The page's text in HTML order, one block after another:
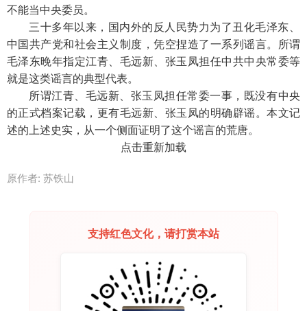
不能当中央委员。
三十多年以来 ， 国内外的反人民势力为了丑化毛泽东、
中国共产党和社会主义制度 ，凭空捏造了一系列谣言。所谓
毛泽东晚年指定江青、毛远新、张玉凤担任中共中央常委等
就是这类谣言的典型代表。
所谓江青、毛远新、张玉凤担任常委一事 ， 既没有中央
的正式档案记载 ， 更有毛远新、张玉凤的明确辟谣。本文记
述的上述史实 ， 从一个侧面证明了这个谣言的荒唐。
点击重新加载
原作者: 苏铁山
支持红色文化，请打赏本站